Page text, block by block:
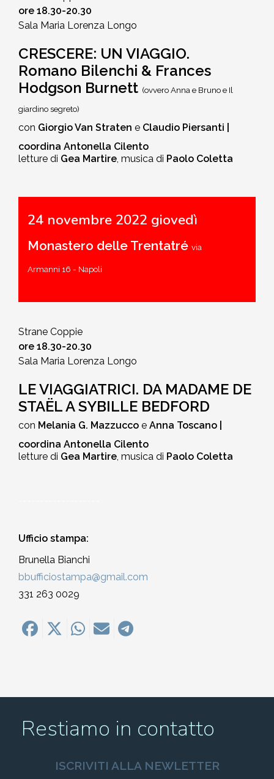
ore 18.30-20.30
Sala Maria Lorenza Longo
CRESCERE: UN VIAGGIO.
Romano Bilenchi & Frances
Hodgson Burnett (ovvero Anna e Bruno e Il
giardino segreto)
con Giorgio Van Straten e Claudio Piersanti |
coordina Antonella Cilento
letture di Gea Martire musica di Paolo Coletta
24 novembre 2022 giovedì
Monastero delle Trentatré via
Armanni 16 - Napoli
Strane Coppie
ore 18.30-20.30
Sala Maria Lorenza Longo
LE VIAGGIATRICI. DA MADAME DE
STAËL A SYBILLE BEDFORD
con Melania G. Mazzucco e Anna Toscano
coordina Antonella Cilento
letture di Gea Martire , musica di Paolo Coletta
Ufficio stampa:
Brunella Bianchi
bbufficiostampa@gmail.com
331 263 0029
Restiamo in contatto
ISCRIVITI ALLA NEWLETTER